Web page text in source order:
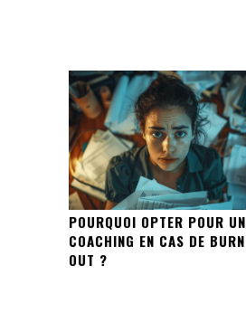
POURQUOI OPTER POUR UN
COACHING EN CAS DE BURN
OUT ?